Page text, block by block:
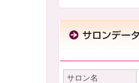
サロン名